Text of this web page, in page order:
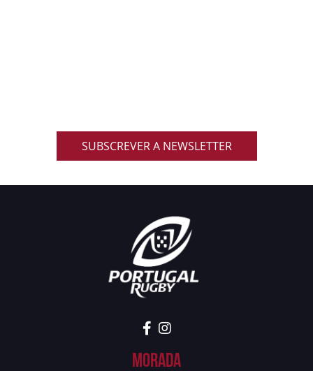
SUBSCREVER A NEWSLETTER
Morada